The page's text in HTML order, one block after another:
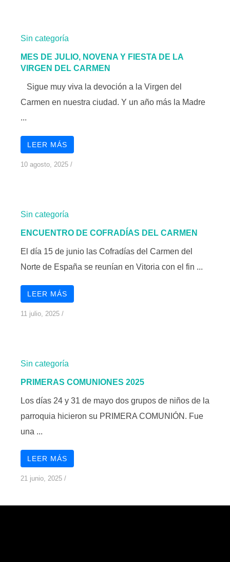
Sin categoría
MES DE JULIO, NOVENA Y FIESTA DE LA
VIRGEN DEL CARMEN
Sigue muy viva la devoción a la Virgen del
Carmen en nuestra ciudad. Y un año más la Madre
...
LEER MÁS
10 agosto, 2025 /
Sin categoría
ENCUENTRO DE COFRADÍAS DEL CARMEN
El día 15 de junio las Cofradías del Carmen del
Norte de España se reunían en Vitoria con el fin ...
LEER MÁS
11 julio, 2025 /
Sin categoría
PRIMERAS COMUNIONES 2025
Los días 24 y 31 de mayo dos grupos de niños de la
parroquia hicieron su PRIMERA COMUNIÓN. Fue
una ...
LEER MÁS
21 junio, 2025 /